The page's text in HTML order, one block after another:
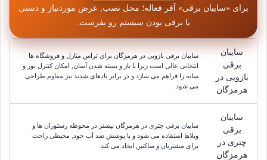
برای «سایبان برقی» آفر فعاله؛ محل نصب, عرض موردنیاز و دستی
یا برقی بودن سیستم رو بفرست.
سایبان
برقی
بازویی در
هرمزگان
سایبان برقی بازویی در هرمزگان برای تراس منازل و فروشگاه ها
انتخابی عالی است زیرا با باز و بسته شدن آسان, امکان کنترل نور و
سایه را فراهم می سازد و در برابر بادهای شدید نیز مقاوم طراحی
می شود.
سایبان
برقی
چتری در
هرمزگان
سایبان برقی چتری در هرمزگان بیشتر در محوطه رستوران ها و
ویلاها استفاده می شود و با پوشش ضد آب خود, محیطی راحت
برای مشتریان و ساکنین ایجاد می کند.